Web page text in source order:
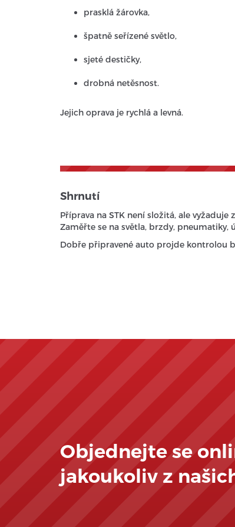
prasklá žárovka,
špatně seřízené světlo,
sjeté destičky,
drobná netěsnost.
Jejich oprava je rychlá a levná.
Shrnutí
Příprava na STK není složitá, ale
Zaměřte se na světla, brzdy, pneumatiky,
Dobře připravené auto projde kontrolou
Objednejte se
jakoukoliv z